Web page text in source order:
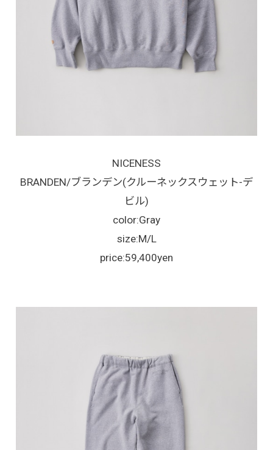
NICENESS
BRANDEN/ブランデン(クルーネックスウェット-デ
ビル)
color:Gray
size:M/L
price:59,400yen